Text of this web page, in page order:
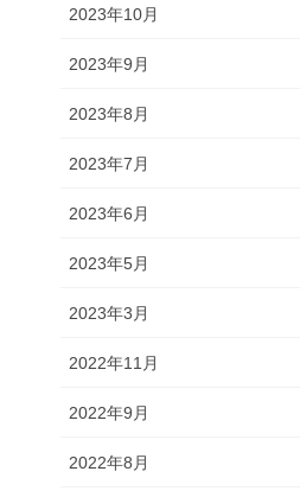
2023年10月
2023年9月
2023年8月
2023年7月
2023年6月
2023年5月
2023年3月
2022年11月
2022年9月
2022年8月